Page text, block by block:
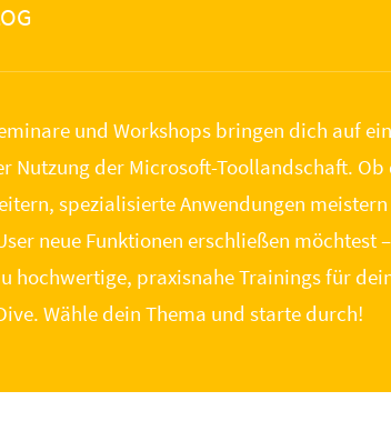
und Workshops bringen dich auf ein
Nutzung der Microsoft-Toollandschaft. Ob
spezialisierte Anwendungen meistern
neue Funktionen erschließen möchtest –
hochwertige, praxisnahe Trainings für
Wähle dein Thema und starte durch!